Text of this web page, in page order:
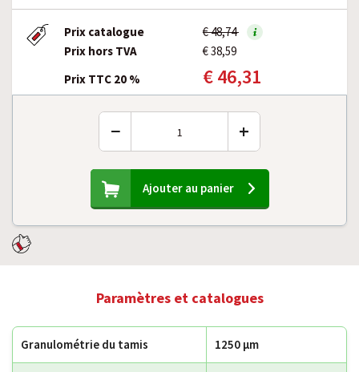
Prix catalogue
€ 48,74
Prix hors TVA
€ 38,59
Prix TTC 20 %
€ 46,31
− +
Ajouter au panier
Paramètres et catalogues
Granulométrie du tamis 1250 µm